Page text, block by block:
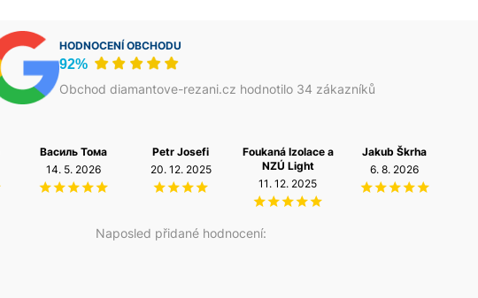
HODNOCENÍ OBCHODU
92%
Obchod diamantove-rezani.cz hodnotilo 34 zákazníků
Naposled přidané hodnocení:
Василь Тома
14. 5. 2026
Petr Josefi
20. 12. 2025
Foukaná Izolace a
NZÚ Light
11. 12. 2025
Jakub Škrha
6. 8. 2026